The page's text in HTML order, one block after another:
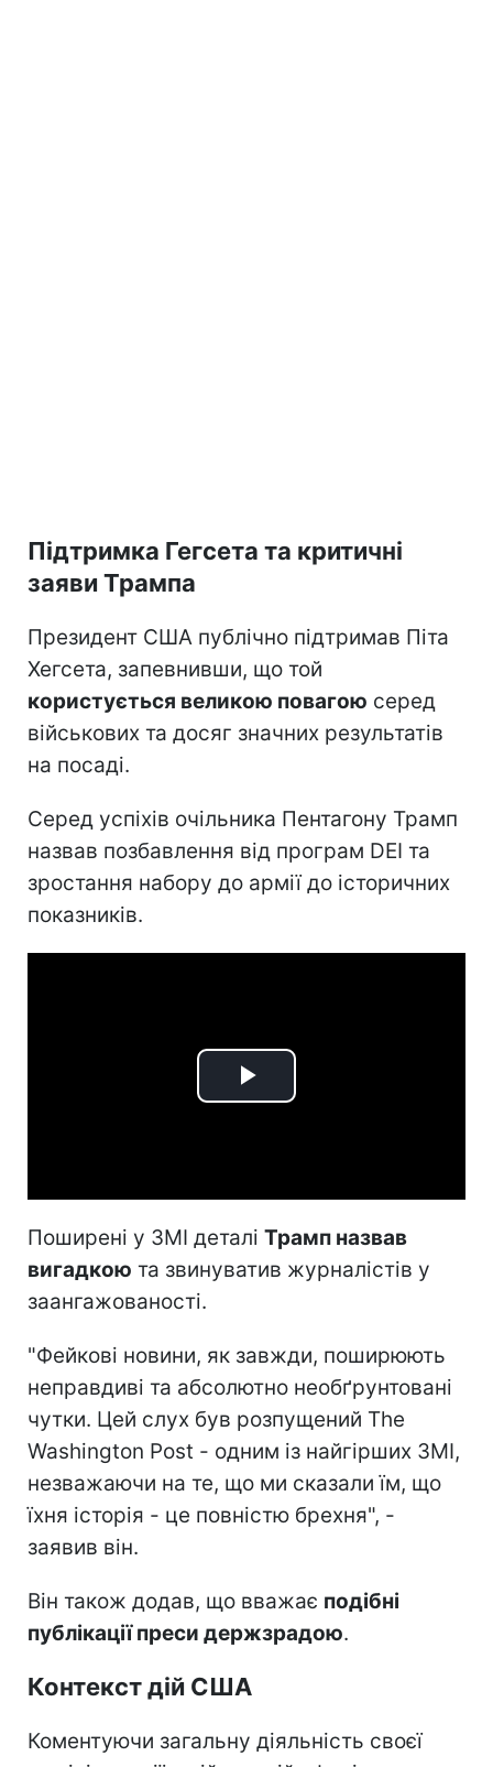
Підтримка Гегсета та критичні
заяви Трампа
Президент США публічно підтримав Піта
Хегсета, запевнивши, що той
користується великою повагою серед
військових та досяг значних результатів
на посаді.
Серед успіхів очільника Пентагону Трамп
назвав позбавлення від програм DEI та
зростання набору до армії до історичних
показників.
Play
Поширені у ЗМІ деталі Трамп назвав
вигадкою та звинуватив журналістів у
заангажованості.
"Фейкові новини, як завжди, поширюють
неправдиві та абсолютно необґрунтовані
чутки. Цей слух був розпущений The
Washington Post - одним із найгірших ЗМІ,
незважаючи на те, що ми сказали їм, що
їхня історія - це повністю брехня", -
заявив він.
Він також додав, що вважає подібні
публікації преси держзрадою.
Контекст дій США
Коментуючи загальну діяльність своєї